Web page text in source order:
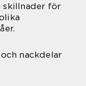
skillnader för
nackdelar